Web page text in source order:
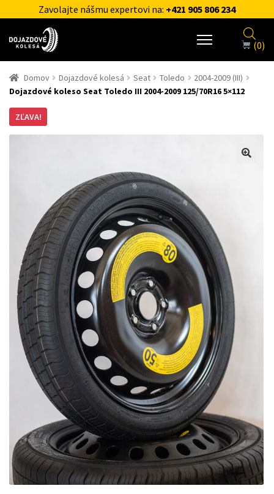
Zavolajte nášmu expertovi na: +421 905 806 234
(0)
Domov Dojazdové kolesá Seat Toledo
2004-2009 (III)
Dojazdové koleso Seat Toledo III 2004-2009 125/70R16 5×112
ZĽAVA!